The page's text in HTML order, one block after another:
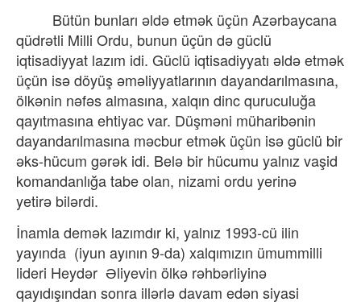
Bütün bunları əldə etmək üçün Azərbaycana
qüdrətli Milli Ordu, bunun üçün də güclü
iqtisadiyyat lazım idi. Güclü iqtisadiyyatı əldə etmək
üçün isə döyüş əməliyyatlarının dayandarılmasına,
ölkənin nəfəs almasına, xalqın dinc quruculuğa
qayıtmasına ehtiyac var. Düşməni müharibənin
dayandarılmasına məcbur etmək üçün isə güclü bir
əks-hücum gərək idi. Belə bir hücumu yalnız vaşid
komandanlığa tabe olan, nizami ordu yerinə
yetirə bilərdi.
İnamla demək lazımdır ki, yalnız 1993-cü ilin
yayında (iyun ayının 9-da) xalqımızın ümummilli
lideri Heydər Əliyevin ölkə rəhbərliyinə
qayıdışından sonra illərlə davam edən siyasi